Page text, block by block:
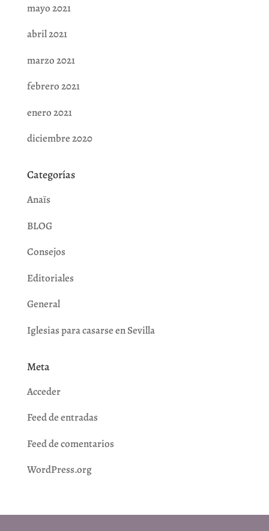
mayo 2021
abril 2021
marzo 2021
febrero 2021
enero 2021
diciembre 2020
Categorías
Anaïs
BLOG
Consejos
Editoriales
General
Iglesias para casarse en Sevilla
Meta
Acceder
Feed de entradas
Feed de comentarios
WordPress.org